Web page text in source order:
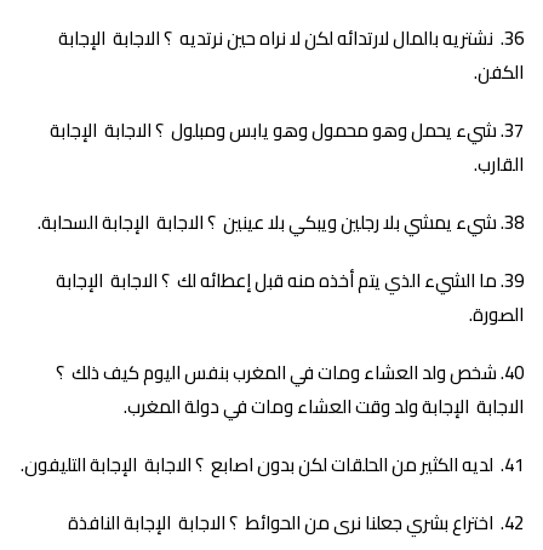
نشتريه بالمال لارتدائه لكن لا نراه حين نرتديه ؟ الاجابة الإجابة
الكفن.
شيء يحمل وهو محمول وهو يابس ومبلول ؟ الاجابة الإجابة
القارب.
شيء يمشي بلا رجلين ويبكي بلا عينين ؟ الاجابة الإجابة السحابة.
ما الشيء الذي يتم أخذه منه قبل إعطائه لك ؟ الاجابة الإجابة
الصورة.
شخص ولد العشاء ومات في المغرب بنفس اليوم كيف ذلك ؟
الاجابة الإجابة ولد وقت العشاء ومات في دولة المغرب.
لديه الكثير من الحلقات لكن بدون اصابع ؟ الاجابة الإجابة التليفون.
اختراع بشري جعلنا نرى من الحوائط ؟ الاجابة الإجابة النافذة